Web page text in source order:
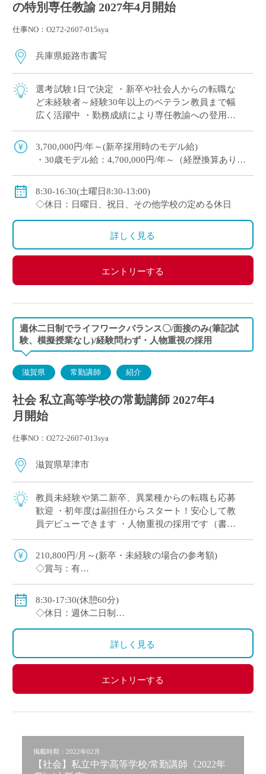
の特別専任教諭 2027年4月開始
仕事NO：O272-2607-015sya
兵庫県姫路市書写
選考試験1日で決定 ・新卒や社会人からの転職な
ど未経験者～経験30年以上のベテラン教員まで幅
広く活躍中 ・勤務成績により専任教諭への登用あ
流にも注力 ※高校免許 […]
3,700,000円/年～(新卒採用時のモデル給)
・30歳モデル給：4,700,000円/年～（経歴換算あり）
※上記以外に補習手当、特殊業務手当、通勤手当、入
試手当、クラブ活動手当を支給
◇保険：私学共済、雇用保険、労災保険
8:30-16:30(土曜日8:30-13:00)
◇休日：日曜日、祝日、その他学校の定める休日
詳しく見る
エントリーする
週休二日制でライフワークバランス〇/面接のみ(筆記試
験、模擬授業なし)/経験問わず・人物重視の採用
滋賀県 常勤講師 紹介
社会 私立高等学校の常勤講師 2027年4
月開始
仕事NO：O272-2607-013sya
滋賀県草津市
教員未経験や第二新卒、異業種からの転職も応募
歓迎 ・初年度は副担任からスタート！安心して教
員デビューできます ・人物重視の採用です（書類
曜日＋日曜、祝日休み） ・2～3年後を […]
210,800円/月～(新卒・未経験の場合の参考額)
◇賞与：有
◇保険：私学共済、雇用保険、労災保険
8:30-17:30(休憩60分)
◇休日：週休二日制
日曜日、祝日、その他学校スケジュールによる
詳しく見る
エントリーする
掲載時期：2022年02月
【社会】私立中学高等学校/常勤講師《2022年